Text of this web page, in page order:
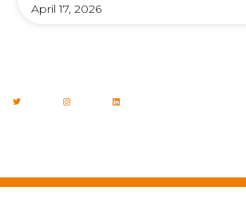
April 17, 2026